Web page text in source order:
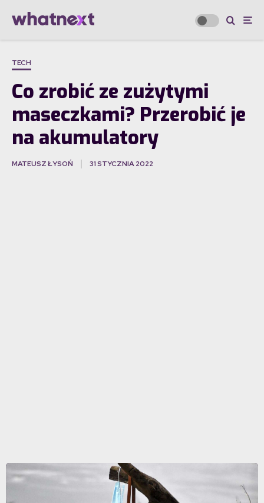
TECH
Co zrobić ze zużytymi
maseczkami? Przerobić je
na akumulatory
MATEUSZ ŁYSOŃ 31 STYCZNIA 2022